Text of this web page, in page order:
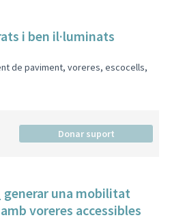
i ben il·luminats
de paviment, voreres, escocells,
Donar suport
generar una mobilitat
voreres accessibles